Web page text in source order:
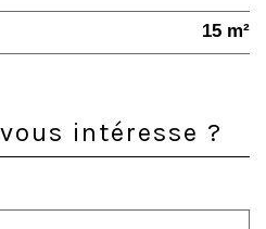
15 m²
intéresse ?